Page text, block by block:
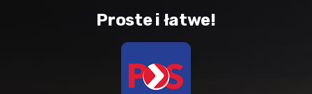
Proste i łatwe!